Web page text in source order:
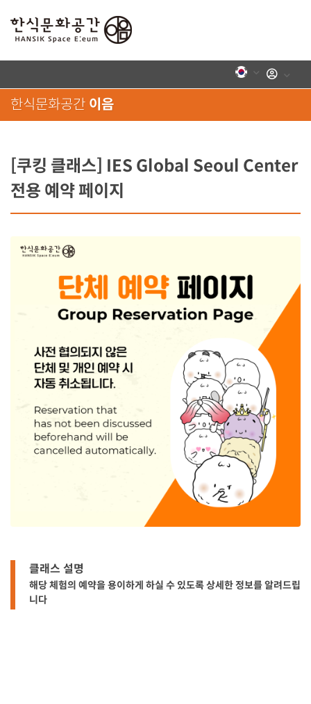
로그인
한식문화공간 이음
[쿠킹 클래스] IES Global Seoul Center
전용 예약 페이지
클래스 설명
해당 체험의 예약을 용이하게 하실 수 있도록 상세한 정보를 알려드립
니다